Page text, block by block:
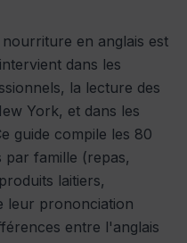
en anglais est
dans les
la lecture des
York, et dans les
guide compile les 80
par famille (repas,
laitiers,
leur prononciation
entre l'anglais